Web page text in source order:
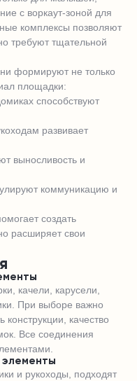
с воркаут-зоной для
комплексы позволяют
требуют тщательной
формируют не только
площадки:
способствуют
развивает
выносливость и
коммуникацию и
создать
расширяет свои
качели, карусели,
При выборе важно
качество
Все соединения
и рукоходы, подходят